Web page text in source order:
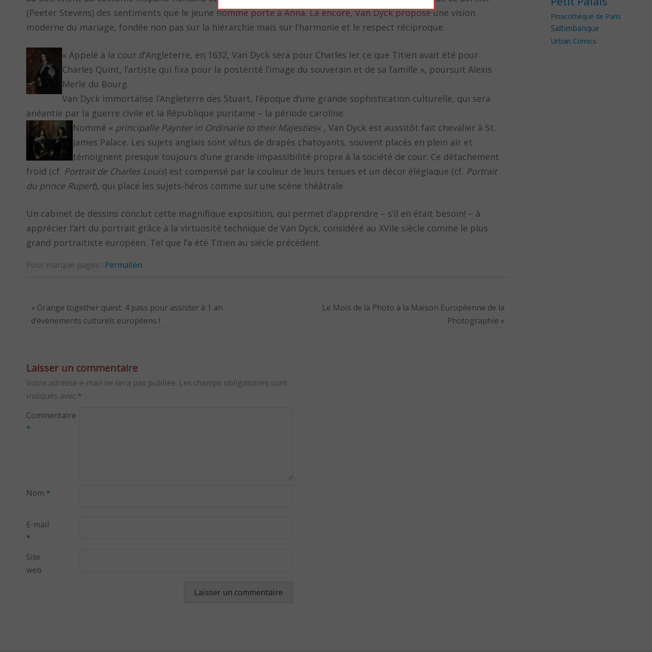
(Peeter Stevens) des sentiments que le jeune homme porte à Anna. Là encore, Van Dyck propose une vision
moderne du mariage, fondée non pas sur la hiérarchie mais sur l’harmonie et le respect réciproque.
« Appelé à la cour d’Angleterre, en 1632, Van Dyck sera pour Charles Ier ce que Titien avait été pour
Charles Quint, l’artiste qui fixa pour la postérité l’image du souverain et de sa famille », poursuit Alexis
Merle du Bourg.
Van Dyck immortalise l’Angleterre des Stuart, l’époque d’une grande sophistication culturelle, qui sera
anéantie par la guerre civile et la République puritaine – la période caroline.
Nommé « principalle Paynter in Ordinarie to their Majesties« , Van Dyck est aussitôt fait chevalier à St.
James Palace. Les sujets anglais sont vêtus de drapés chatoyants, souvent placés en plein air et
témoignent presque toujours d’une grande impassibilité propre à la société de cour. Ce détachement
froid (cf. Portrait de Charles Louis) est compensé par la couleur de leurs tenues et un décor élégiaque (cf. Portrait
du prince Rupert), qui place les sujets-héros comme sur une scène théâtrale.
Un cabinet de dessins conclut cette magnifique exposition, qui permet d’apprendre – s’il en était besoin! – à
apprécier l’art du portrait grâce à la virtuosité technique de Van Dyck, considéré au XVIIe siècle comme le plus
grand portraitiste européen. Tel que l’a été Titien au siècle précédent.
Pour marque-pages : Permalien.
« Orange together quest: 4 pass pour assister à 1 an
d’événements culturels européens !
Le Mois de la Photo à la Maison Européenne de la
Photographie »
Laisser un commentaire
Votre adresse e-mail ne sera pas publiée. Les champs obligatoires sont
indiqués avec *
Commentaire
*
Nom *
E-mail
*
Site
web
Pinacothèque de Paris
Saltimbanque
Urban Comics